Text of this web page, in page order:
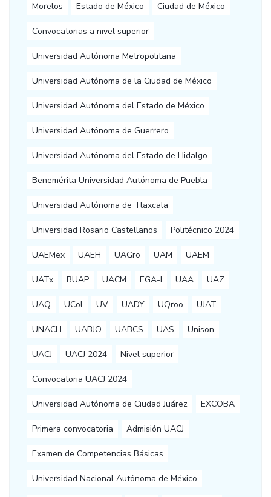
Morelos Estado de México Ciudad de México
Convocatorias a nivel superior
Universidad Autónoma Metropolitana
Universidad Autónoma de la Ciudad de México
Universidad Autónoma del Estado de México
Universidad Autónoma de Guerrero
Universidad Autónoma del Estado de Hidalgo
Benemérita Universidad Autónoma de Puebla
Universidad Autónoma de Tlaxcala
Universidad Rosario Castellanos Politécnico 2024
UAEMex UAEH UAGro UAM UAEM
UATx BUAP UACM EGA-I UAA UAZ
UAQ UCol UV UADY UQroo UJAT
UNACH UABJO UABCS UAS Unison
UACJ UACJ 2024 Nivel superior
Convocatoria UACJ 2024
Universidad Autónoma de Ciudad Juárez EXCOBA
Primera convocatoria Admisión UACJ
Examen de Competencias Básicas
Universidad Nacional Autónoma de México